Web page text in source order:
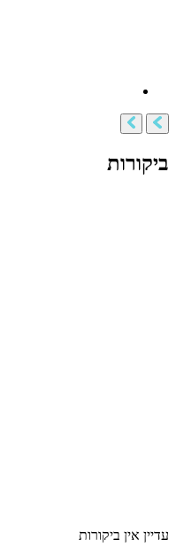
ביקורות
עדיין אין ביקורות